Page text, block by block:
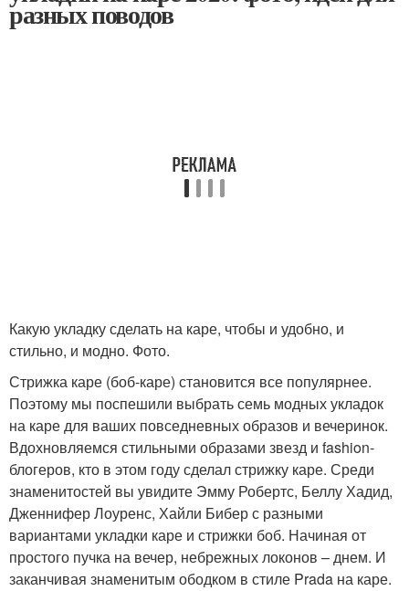
разных поводов
Какую укладку сделать на каре, чтобы и удобно, и
стильно, и модно. Фото.
Стрижка каре (боб-каре) становится все популярнее.
Поэтому мы поспешили выбрать семь модных укладок
на каре для ваших повседневных образов и вечеринок.
Вдохновляемся стильными образами звезд и fashion-
блогеров, кто в этом году сделал стрижку каре. Среди
знаменитостей вы увидите Эмму Робертс, Беллу Хадид,
Дженнифер Лоуренс, Хайли Бибер с разными
вариантами укладки каре и стрижки боб. Начиная от
простого пучка на вечер, небрежных локонов – днем. И
заканчивая знаменитым ободком в стиле Prada на каре.